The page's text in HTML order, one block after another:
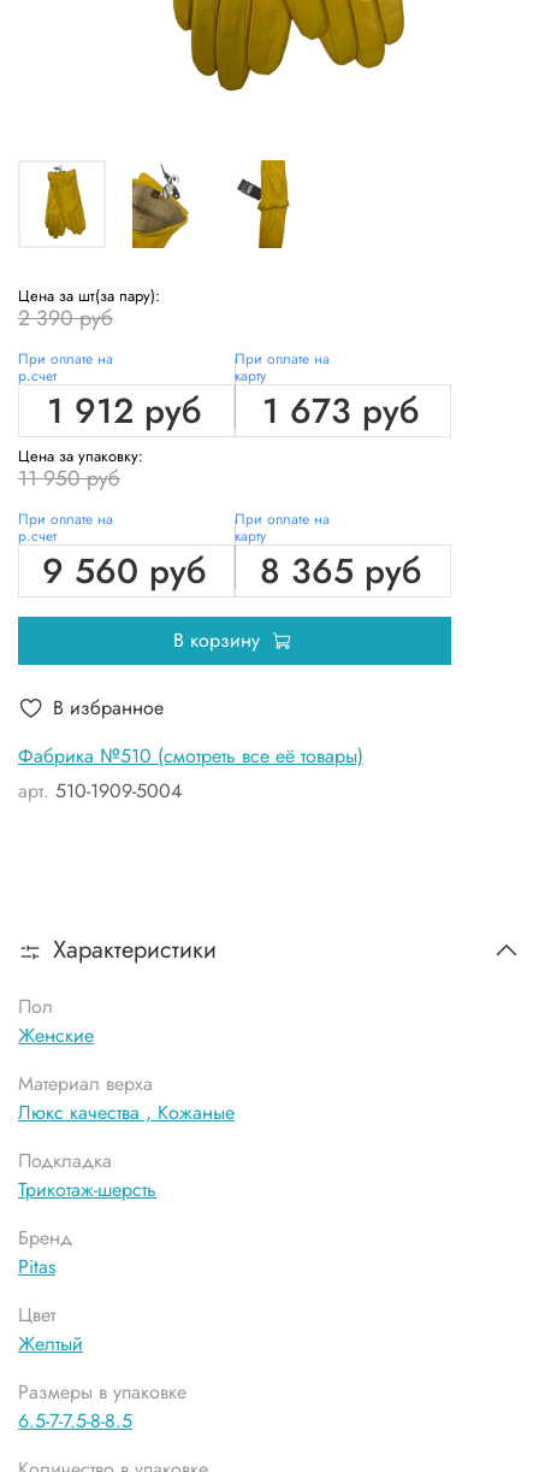
Фабрика №510 (смотреть все её товары)
арт. 510-1909-5004
Цена за шт(за пару):
2 390 руб
При оплате на
р.счет
1 912 руб
При оплате на
карту
1 673 руб
Цена за упаковку:
11 950 руб
При оплате на
р.счет
9 560 руб
При оплате на
карту
8 365 руб
В корзину
В избранное
Характеристики
Пол
Женские
Материал верха
Люкс качества , Кожаные
Подкладка
Трикотаж-шерсть
Бренд
Pitas
Цвет
Желтый
Размеры в упаковке
6.5-7-7.5-8-8.5